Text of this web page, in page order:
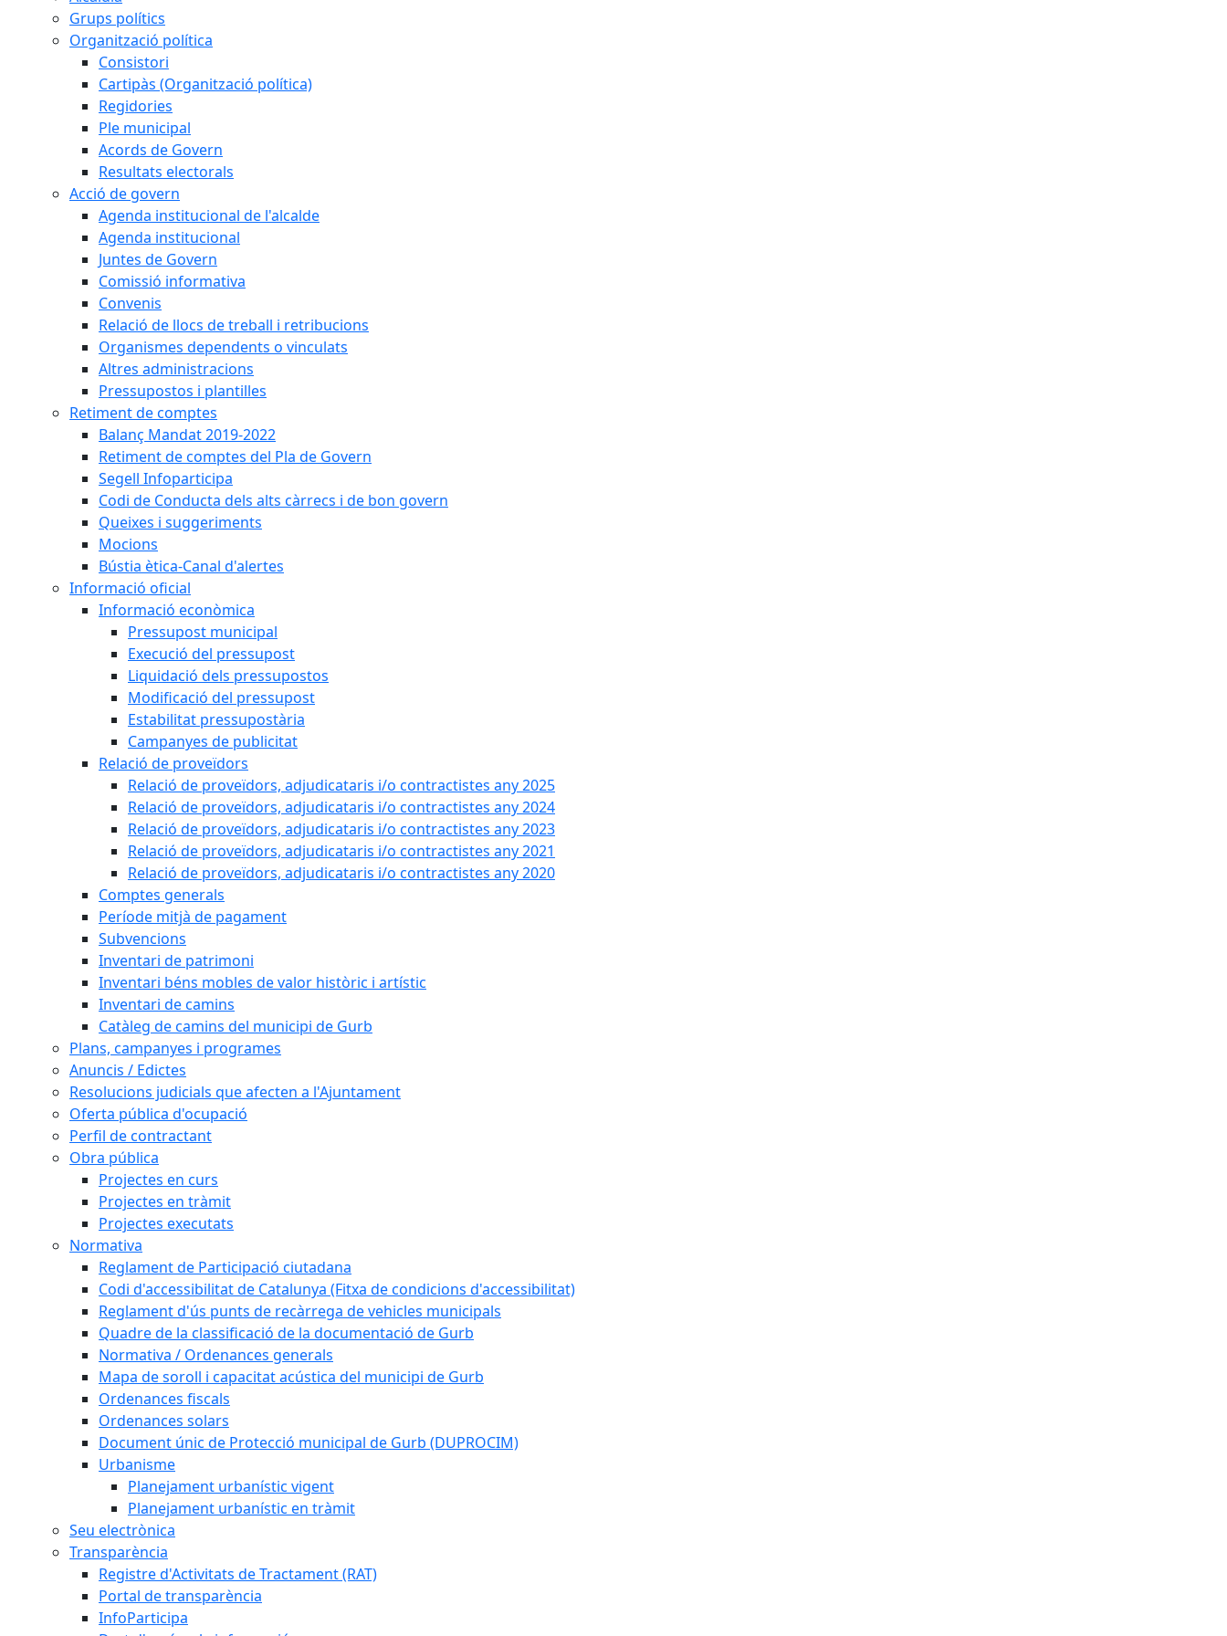
Grups polítics
Organització política
Consistori
Cartipàs (Organització política)
Regidories
Ple municipal
Acords de Govern
Resultats electorals
Acció de govern
Agenda institucional de l'alcalde
Agenda institucional
Juntes de Govern
Comissió informativa
Convenis
Relació de llocs de treball i retribucions
Organismes dependents o vinculats
Altres administracions
Pressupostos i plantilles
Retiment de comptes
Balanç Mandat 2019-2022
Retiment de comptes del Pla de Govern
Segell Infoparticipa
Codi de Conducta dels alts càrrecs i de bon govern
Queixes i suggeriments
Mocions
Bústia ètica-Canal d'alertes
Informació oficial
Informació econòmica
Pressupost municipal
Execució del pressupost
Liquidació dels pressupostos
Modificació del pressupost
Estabilitat pressupostària
Campanyes de publicitat
Relació de proveïdors
Relació de proveïdors, adjudicataris i/o contractistes any 2025
Relació de proveïdors, adjudicataris i/o contractistes any 2024
Relació de proveïdors, adjudicataris i/o contractistes any 2023
Relació de proveïdors, adjudicataris i/o contractistes any 2021
Relació de proveïdors, adjudicataris i/o contractistes any 2020
Comptes generals
Període mitjà de pagament
Subvencions
Inventari de patrimoni
Inventari béns mobles de valor històric i artístic
Inventari de camins
Catàleg de camins del municipi de Gurb
Plans, campanyes i programes
Anuncis / Edictes
Resolucions judicials que afecten a l'Ajuntament
Oferta pública d'ocupació
Perfil de contractant
Obra pública
Projectes en curs
Projectes en tràmit
Projectes executats
Normativa
Reglament de Participació ciutadana
Codi d'accessibilitat de Catalunya (Fitxa de condicions d'accessibilitat)
Reglament d'ús punts de recàrrega de vehicles municipals
Quadre de la classificació de la documentació de Gurb
Normativa / Ordenances generals
Mapa de soroll i capacitat acústica del municipi de Gurb
Ordenances fiscals
Ordenances solars
Document únic de Protecció municipal de Gurb (DUPROCIM)
Urbanisme
Planejament urbanístic vigent
Planejament urbanístic en tràmit
Seu electrònica
Transparència
Registre d'Activitats de Tractament (RAT)
Portal de transparència
InfoParticipa